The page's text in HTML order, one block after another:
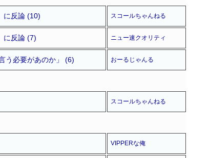
に反論 (10) スコールちゃんねる
に反論 (7) ニュー速クオリティ
う必要があのか」 (6) おーるじゃんる
スコールちゃんねる
VIPPERな俺